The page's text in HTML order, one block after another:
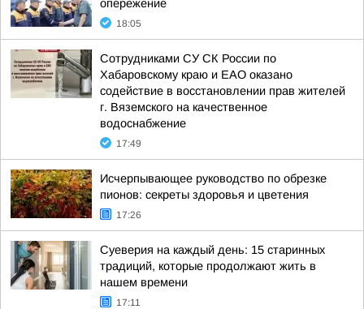
опережение
18:05
Сотрудниками СУ СК России по
Хабаровскому краю и ЕАО оказано
содействие в восстановлении прав жителей
г. Вяземского на качественное
водоснабжение
17:49
Исчерпывающее руководство по обрезке
пионов: секреты здоровья и цветения
17:26
Суеверия на каждый день: 15 старинных
традиций, которые продолжают жить в
нашем времени
17:11